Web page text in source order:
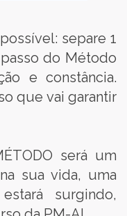
separe 1
do Método
e constância.
que vai garantir
será um
sua vida, uma
surgindo,